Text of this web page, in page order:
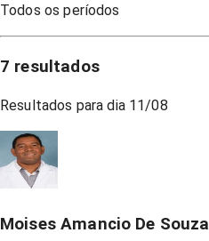
Todos os períodos
7 resultados
Resultados para dia 11/08
Moises Amancio De Souza